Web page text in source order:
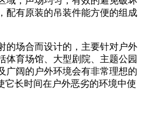
配有原装的吊装件能方便的组成
的场合而设计的，主要针对户外
体育场馆、大型剧院、主题公园
广阔的户外环境会有非常理想的
它长时间在户外恶劣的环境中使